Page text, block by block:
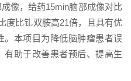
像，给药15min脑部成像对比
度比钆双胺高21倍，且具有优
。本项目为降低脑肿瘤患者误
助于改善患者预后、提高生